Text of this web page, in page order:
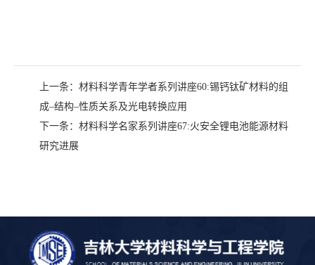
上一条： 材料科学青年学者系列讲座60:锡钙钛矿材料的组
成–结构–性质关系及光电转换应用
下一条： 材料科学名家系列讲座67:火安全锂电池能源材料
研究进展